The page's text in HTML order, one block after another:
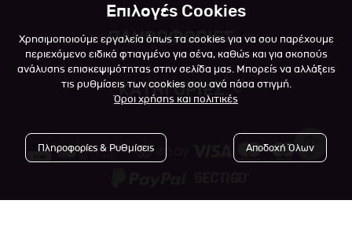
Πληροφορίες λογαριασμού
Λίστα αγαπημένων
Πολιτική επιστροφών
ΠΛΗΡΟΦΟΡΙΕΣ
Σχετικά
Επικοινωνία
Blog
Όροι Χρήσης
Πολιτική Απορρήτου
ΚΑΤΗΓΟΡΙΕΣ
Επιλογές Cookies
Χρησιμοποιούμε εργαλεία όπως τα cookies για να σου παρέχουμε
περιεχόμενο ειδικά φτιαγμένο για σένα, καθώς και για σκοπούς
ανάλυσης επισκεψιμότητας στην σελίδα μας. Μπορείς να αλλάξεις
τις ρυθμίσεις των cookies σου ανά πάσα στιγμή.
Όροι χρήσης και πολιτικές
Πληροφορίες & Ρυθμίσεις Αποδοχή Όλων